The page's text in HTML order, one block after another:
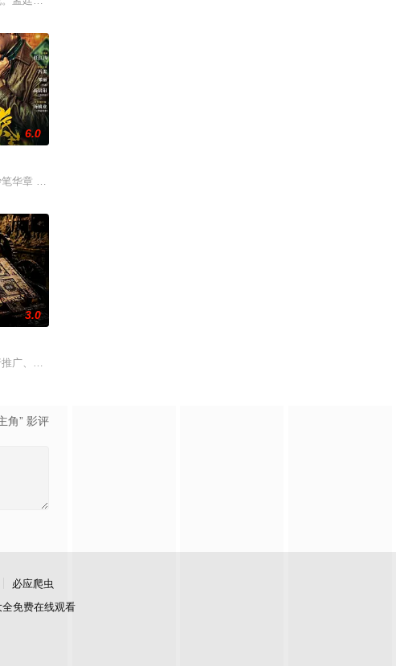
的艰难过程。案
遭满门流放，楚父以死鸣冤。楚家大小姐楚梓鸢带着滔天恨意，在屠刀落地的瞬间
6.0
华章 题材：警匪、反诈 规格：15分钟X24集 拍摄地点：广东 出品人：郑伟、梁可
，还听见自己加
，却渴望寻求强国之路。他毅然弃政从商，殚精竭虑，创
郭子剑因不满演习流于形式，假传指令要求真打实抗，虽引发哗然，却获赏识调任
3.0
广、使用由“中国准备银行”发行的伪钞货币。根据党中央指示，高景波、徐邵梁、
角” 影评
必应爬虫
免费在线观看